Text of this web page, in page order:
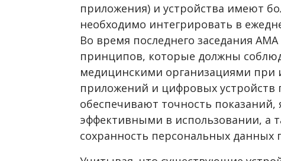
приложения) и устройства имеют
необходимо интегрировать в
Во время последнего заседания
принципов, которые должны
медицинскими организациями при
приложений и цифровых устройств
обеспечивают точность
эффективными в использовании, а
сохранность персональных данных